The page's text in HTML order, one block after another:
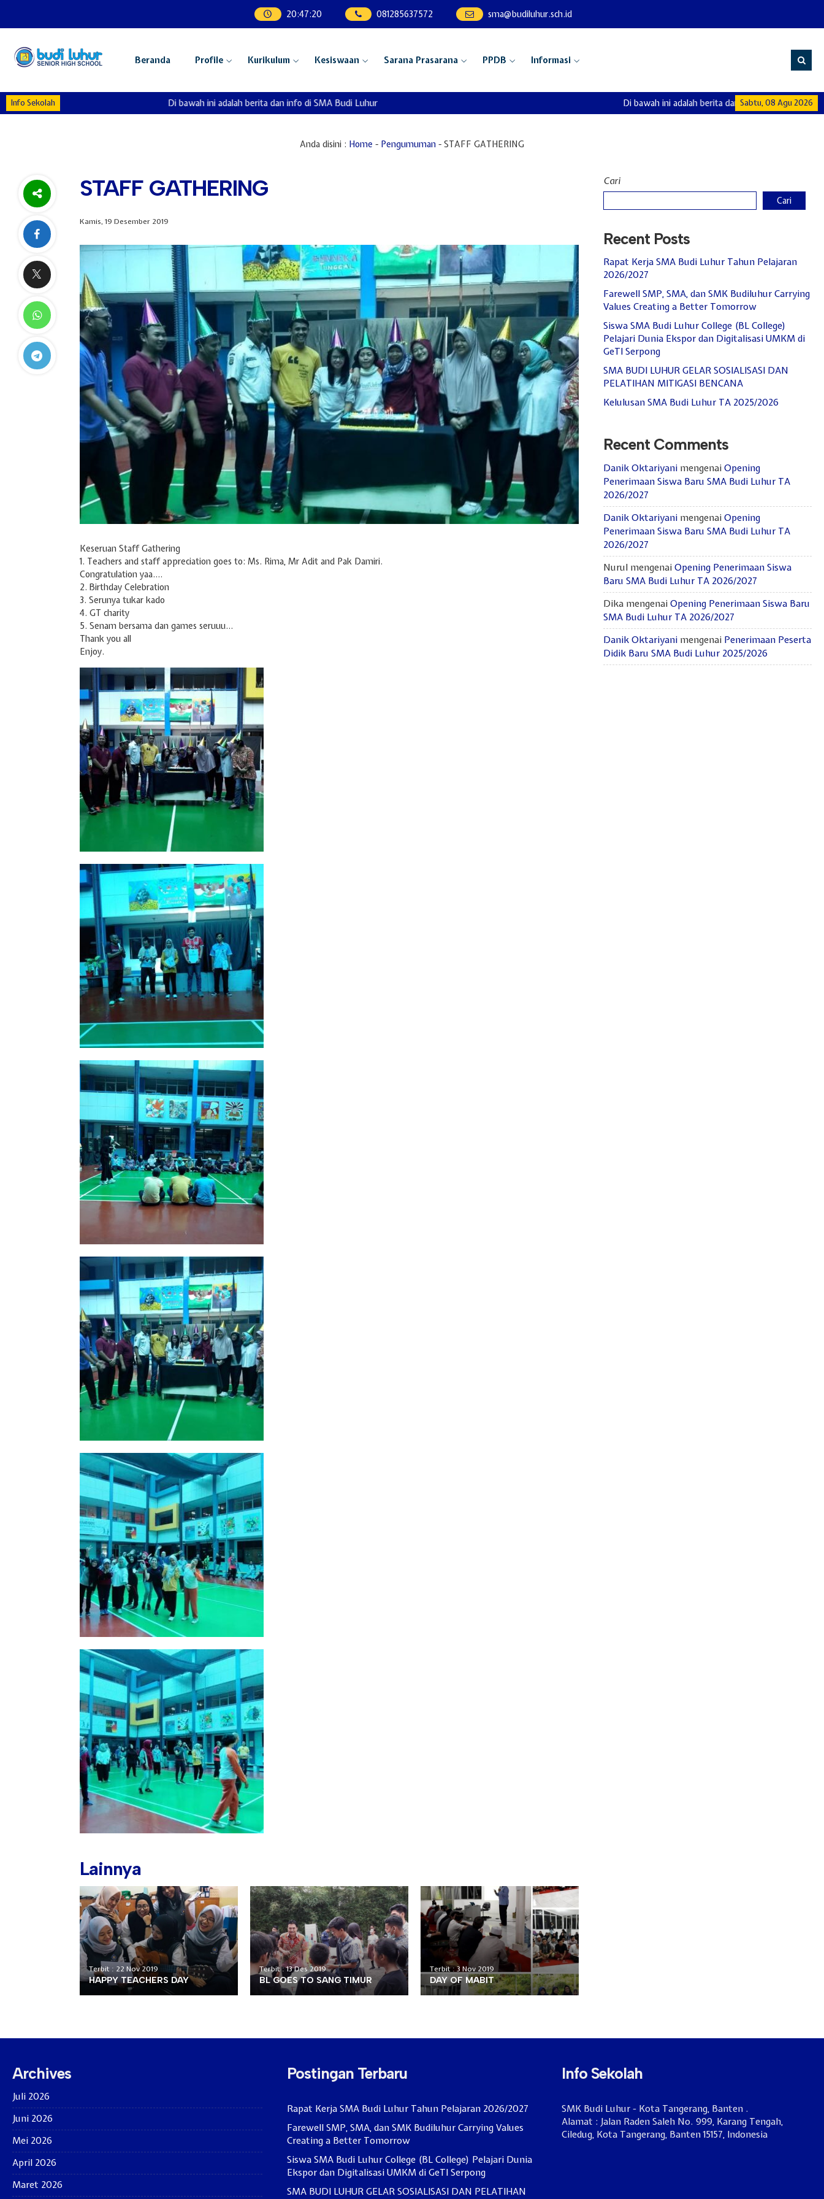
20:47:21 081285637572 sma@budiluhur.sch.id
Beranda Profile Kurikulum Kesiswaan Sarana Prasarana PPDB Informasi
Info Sekolah Sabtu, 08 Agu 2026
Di bawah ini adalah berita dan info di SMA Budi Luhur
Di bawah ini adalah berita dan info di SMA Budi Luhur
Anda disini : Home - Pengumuman - STAFF GATHERING
STAFF GATHERING
Kamis, 19 Desember 2019
Keseruan Staff Gathering
1. Teachers and staff appreciation goes to: Ms. Rima, Mr Adit and Pak Damiri.
Congratulation yaa….
2. Birthday Celebration
3. Serunya tukar kado
4. GT charity
5. Senam bersama dan games seruuu…
Thank you all
Enjoy.
Lainnya
Terbit : 22 Nov 2019
HAPPY TEACHERS DAY
Terbit : 13 Des 2019
BL GOES TO SANG TIMUR
Terbit : 3 Nov 2019
DAY OF MABIT
Cari
Cari
Recent Posts
Rapat Kerja SMA Budi Luhur Tahun Pelajaran
2026/2027
Farewell SMP, SMA, dan SMK Budiluhur Carrying
Values Creating a Better Tomorrow
Siswa SMA Budi Luhur College (BL College)
Pelajari Dunia Ekspor dan Digitalisasi UMKM di
GeTI Serpong
SMA BUDI LUHUR GELAR SOSIALISASI DAN
PELATIHAN MITIGASI BENCANA
Kelulusan SMA Budi Luhur TA 2025/2026
Recent Comments
Danik Oktariyani mengenai Opening
Penerimaan Siswa Baru SMA Budi Luhur TA
2026/2027
Danik Oktariyani mengenai Opening
Penerimaan Siswa Baru SMA Budi Luhur TA
2026/2027
Nurul mengenai Opening Penerimaan Siswa
Baru SMA Budi Luhur TA 2026/2027
Dika mengenai Opening Penerimaan Siswa Baru
SMA Budi Luhur TA 2026/2027
Danik Oktariyani mengenai Penerimaan Peserta
Didik Baru SMA Budi Luhur 2025/2026
Archives
Juli 2026
Juni 2026
Mei 2026
April 2026
Maret 2026
Postingan Terbaru
Rapat Kerja SMA Budi Luhur Tahun Pelajaran 2026/2027
Farewell SMP, SMA, dan SMK Budiluhur Carrying Values
Creating a Better Tomorrow
Siswa SMA Budi Luhur College (BL College) Pelajari Dunia
Ekspor dan Digitalisasi UMKM di GeTI Serpong
SMA BUDI LUHUR GELAR SOSIALISASI DAN PELATIHAN
Info Sekolah
SMK Budi Luhur - Kota Tangerang, Banten .
Alamat : Jalan Raden Saleh No. 999, Karang Tengah,
Ciledug, Kota Tangerang, Banten 15157, Indonesia